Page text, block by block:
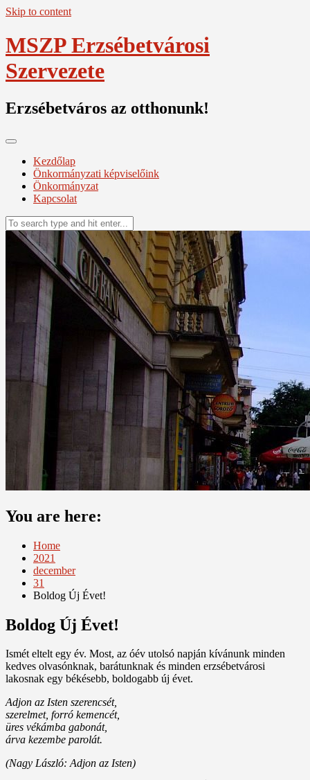
Skip to content
MSZP Erzsébetvárosi
Szervezete
Erzsébetváros az otthonunk!
Kezdőlap
Önkormányzati képviselőink
Önkormányzat
Kapcsolat
You are here:
Home
2021
december
31
Boldog Új Évet!
Boldog Új Évet!
Ismét eltelt egy év. Most, az óév utolsó napján kívánunk minden
kedves olvasónknak, barátunknak és minden erzsébetvárosi
lakosnak egy békésebb, boldogabb új évet.
Adjon az Isten szerencsét,
szerelmet, forró kemencét,
üres vékámba gabonát,
árva kezembe parolát.
(Nagy László: Adjon az Isten)